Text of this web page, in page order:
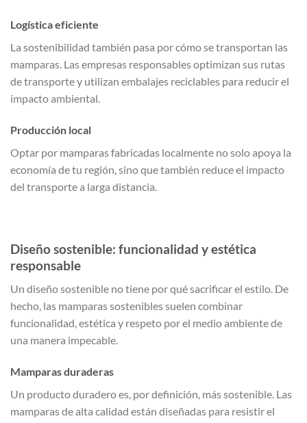
Logística eficiente
La sostenibilidad también pasa por cómo se transportan las
mamparas. Las empresas responsables optimizan sus rutas
de transporte y utilizan embalajes reciclables para reducir el
impacto ambiental.
Producción local
Optar por mamparas fabricadas localmente no solo apoya la
economía de tu región, sino que también reduce el impacto
del transporte a larga distancia.
Diseño sostenible: funcionalidad y estética
responsable
Un diseño sostenible no tiene por qué sacrificar el estilo. De
hecho, las mamparas sostenibles suelen combinar
funcionalidad, estética y respeto por el medio ambiente de
una manera impecable.
Mamparas duraderas
Un producto duradero es, por definición, más sostenible. Las
mamparas de alta calidad están diseñadas para resistir el